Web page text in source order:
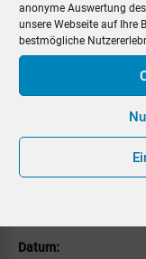
anonyme Auswertung
unsere Webseite auf Ihre
bestmögliche
Datum: